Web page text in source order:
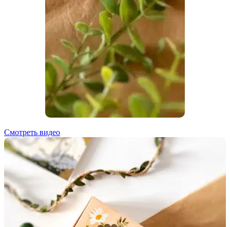
Смотреть видео